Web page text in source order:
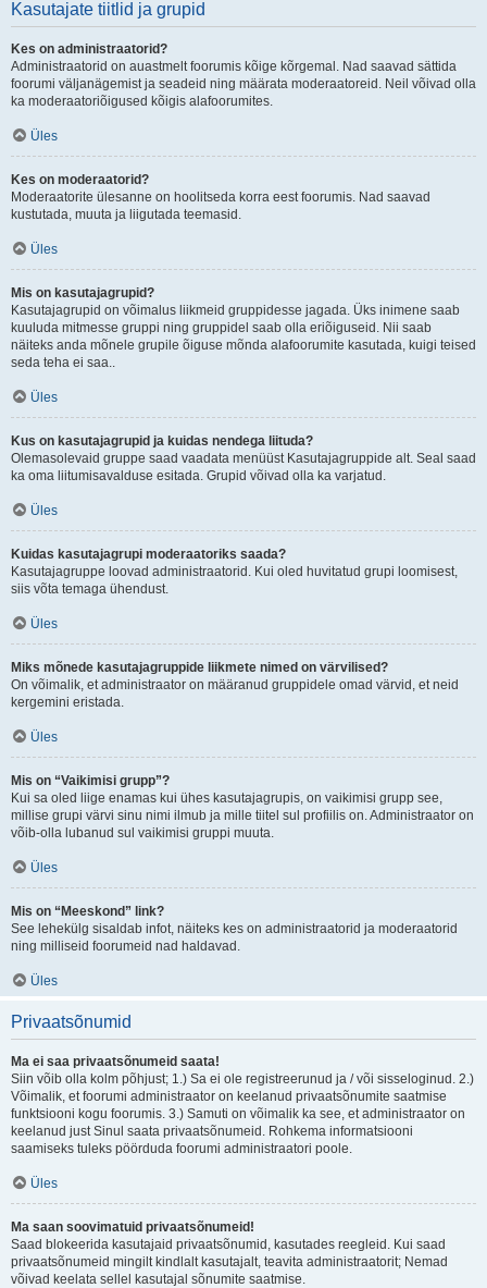
Kasutajate tiitlid ja grupid
Kes on administraatorid?
Administraatorid on auastmelt foorumis kõige kõrgemal. Nad saavad sättida
foorumi väljanägemist ja seadeid ning määrata moderaatoreid. Neil võivad olla
ka moderaatoriõigused kõigis alafoorumites.
Üles
Kes on moderaatorid?
Moderaatorite ülesanne on hoolitseda korra eest foorumis. Nad saavad
kustutada, muuta ja liigutada teemasid.
Üles
Mis on kasutajagrupid?
Kasutajagrupid on võimalus liikmeid gruppidesse jagada. Üks inimene saab
kuuluda mitmesse gruppi ning gruppidel saab olla eriõiguseid. Nii saab
näiteks anda mõnele grupile õiguse mõnda alafoorumite kasutada, kuigi teised
seda teha ei saa..
Üles
Kus on kasutajagrupid ja kuidas nendega liituda?
Olemasolevaid gruppe saad vaadata menüüst Kasutajagruppide alt. Seal saad
ka oma liitumisavalduse esitada. Grupid võivad olla ka varjatud.
Üles
Kuidas kasutajagrupi moderaatoriks saada?
Kasutajagruppe loovad administraatorid. Kui oled huvitatud grupi loomisest,
siis võta temaga ühendust.
Üles
Miks mõnede kasutajagruppide liikmete nimed on värvilised?
On võimalik, et administraator on määranud gruppidele omad värvid, et neid
kergemini eristada.
Üles
Mis on “Vaikimisi grupp”?
Kui sa oled liige enamas kui ühes kasutajagrupis, on vaikimisi grupp see,
millise grupi värvi sinu nimi ilmub ja mille tiitel sul profiilis on. Administraator on
võib-olla lubanud sul vaikimisi gruppi muuta.
Üles
Mis on “Meeskond” link?
See lehekülg sisaldab infot, näiteks kes on administraatorid ja moderaatorid
ning milliseid foorumeid nad haldavad.
Üles
Privaatsõnumid
Ma ei saa privaatsõnumeid saata!
Siin võib olla kolm põhjust; 1.) Sa ei ole registreerunud ja / või sisseloginud. 2.)
Võimalik, et foorumi administraator on keelanud privaatsõnumite saatmise
funktsiooni kogu foorumis. 3.) Samuti on võimalik ka see, et administraator on
keelanud just Sinul saata privaatsõnumeid. Rohkema informatsiooni
saamiseks tuleks pöörduda foorumi administraatori poole.
Üles
Ma saan soovimatuid privaatsõnumeid!
Saad blokeerida kasutajaid privaatsõnumid, kasutades reegleid. Kui saad
privaatsõnumeid mingilt kindlalt kasutajalt, teavita administraatorit; Nemad
võivad keelata sellel kasutajal sõnumite saatmise.